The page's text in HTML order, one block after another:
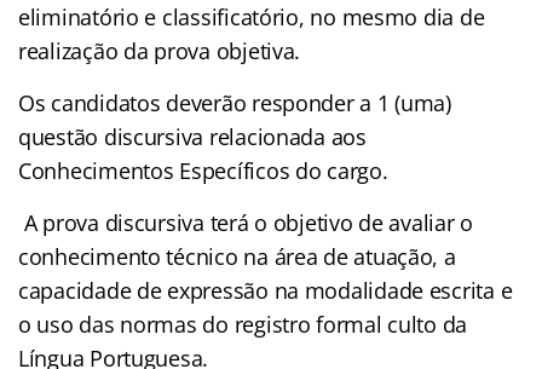
eliminatório e classificatório, no mesmo dia de
realização da prova objetiva.
Os candidatos deverão responder a 1 (uma)
questão discursiva relacionada aos
Conhecimentos Específicos do cargo.
A prova discursiva terá o objetivo de avaliar o
conhecimento técnico na área de atuação, a
capacidade de expressão na modalidade escrita e
o uso das normas do registro formal culto da
Língua Portuguesa.